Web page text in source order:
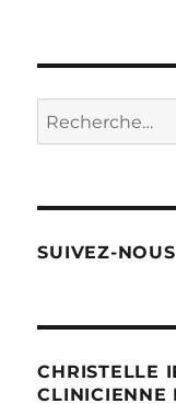
Recherche
pour :
SUIVEZ-NOUS
CHRISTELLE
CLINICIENNE